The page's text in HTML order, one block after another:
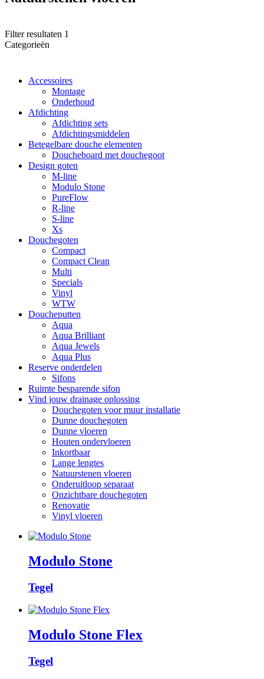
Filter resultaten 1
Categorieën
Accessoires
Montage
Onderhoud
Afdichting
Afdichting sets
Afdichtingsmiddelen
Betegelbare douche elementen
Doucheboard met douchegoot
Design goten
M-line
Modulo Stone
PureFlow
R-line
S-line
Xs
Douchegoten
Compact
Compact Clean
Multi
Specials
Vinyl
WTW
Doucheputten
Aqua
Aqua Brilliant
Aqua Jewels
Aqua Plus
Reserve onderdelen
Sifons
Ruimte besparende sifon
Vind jouw drainage oplossing
Douchegoten voor muur installatie
Dunne douchegoten
Dunne vloeren
Houten ondervloeren
Inkortbaar
Lange lengtes
Natuurstenen vloeren
Onderuitloop separaat
Onzichtbare douchegoten
Renovatie
Vinyl vloeren
Modulo Stone
Tegel
Modulo Stone Flex
Tegel